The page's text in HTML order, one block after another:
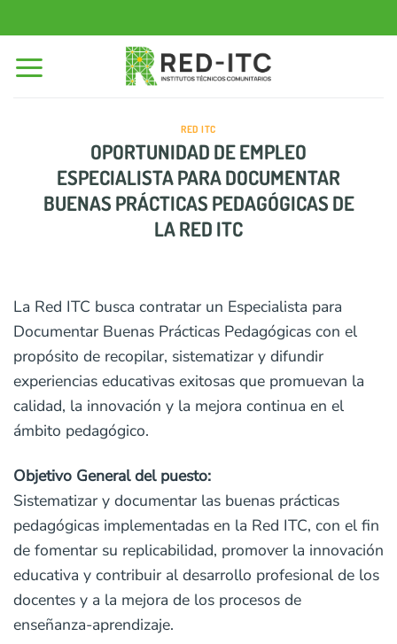
al
contenido
RED ITC
OPORTUNIDAD DE EMPLEO
ESPECIALISTA PARA DOCUMENTAR
BUENAS PRÁCTICAS PEDAGÓGICAS DE
LA RED ITC
La Red ITC busca contratar un Especialista para
Documentar Buenas Prácticas Pedagógicas con el
propósito de recopilar, sistematizar y difundir
experiencias educativas exitosas que promuevan la
calidad, la innovación y la mejora continua en el
ámbito pedagógico.
Objetivo General del puesto:
Sistematizar y documentar las buenas prácticas
pedagógicas implementadas en la Red ITC, con el fin
de fomentar su replicabilidad, promover la innovación
educativa y contribuir al desarrollo profesional de los
docentes y a la mejora de los procesos de
enseñanza-aprendizaje.